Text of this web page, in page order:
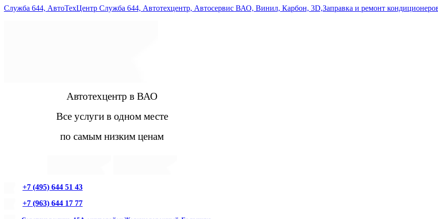
Служба 644, АвтоТехЦентр Служба 644, Автотехцентр, Автосервис ВАО, Винил, Карбон, 3D,Заправка и ремонт
Автотехцентр в ВАО
Все услуги в одном месте
по самым низким ценам
+7 (495) 644 51 43
+7 (963) 644 17 77